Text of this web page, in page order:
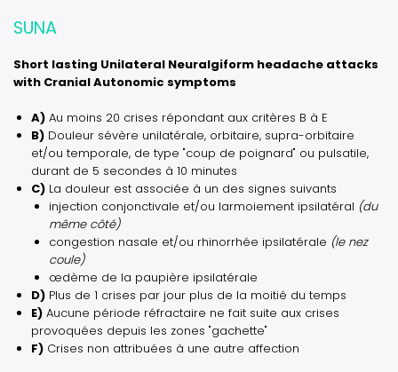
SUNA
Short lasting Unilateral Neuralgiform headache attacks
with Cranial Autonomic symptoms
A) Au moins 20 crises répondant aux critères B à E
B) Douleur sévère unilatérale, orbitaire, supra-orbitaire
et/ou temporale, de type "coup de poignard" ou pulsatile,
durant de 5 secondes à 10 minutes
C) La douleur est associée à un des signes suivants
injection conjonctivale et/ou larmoiement ipsilatéral (du
même côté)
congestion nasale et/ou rhinorrhée ipsilatérale (le nez
coule)
œdème de la paupière ipsilatérale
D) Plus de 1 crises par jour plus de la moitié du temps
E) Aucune période réfractaire ne fait suite aux crises
provoquées depuis les zones "gachette"
F) Crises non attribuées à une autre affection